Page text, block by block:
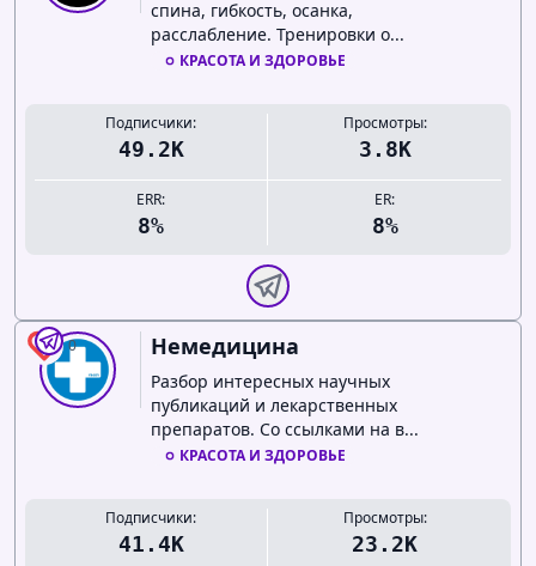
спина, гибкость, осанка,
расслабление. Тренировки о...
КРАСОТА И ЗДОРОВЬЕ
Подписчики:
49.2K
ERR:
8%
Просмотры:
3.8K
ER:
8%
0 Немедицина
Разбор интересных научных
публикаций и лекарственных
препаратов. Со ссылками на в...
КРАСОТА И ЗДОРОВЬЕ
Подписчики:
41.4K
Просмотры:
23.2K